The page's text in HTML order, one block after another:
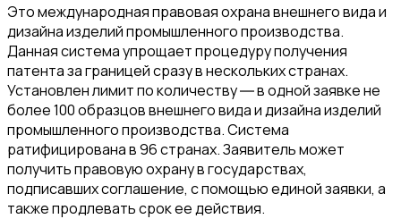
Это международная правовая охрана внешнего вида и
дизайна изделий промышленного производства.
Данная система упрощает процедуру получения
патента за границей сразу в нескольких странах.
Установлен лимит по количеству ― в одной заявке не
более 100 образцов внешнего вида и дизайна изделий
промышленного производства. Система
ратифицирована в 96 странах. Заявитель может
получить правовую охрану в государствах,
подписавших соглашение, с помощью единой заявки, а
также продлевать срок ее действия.